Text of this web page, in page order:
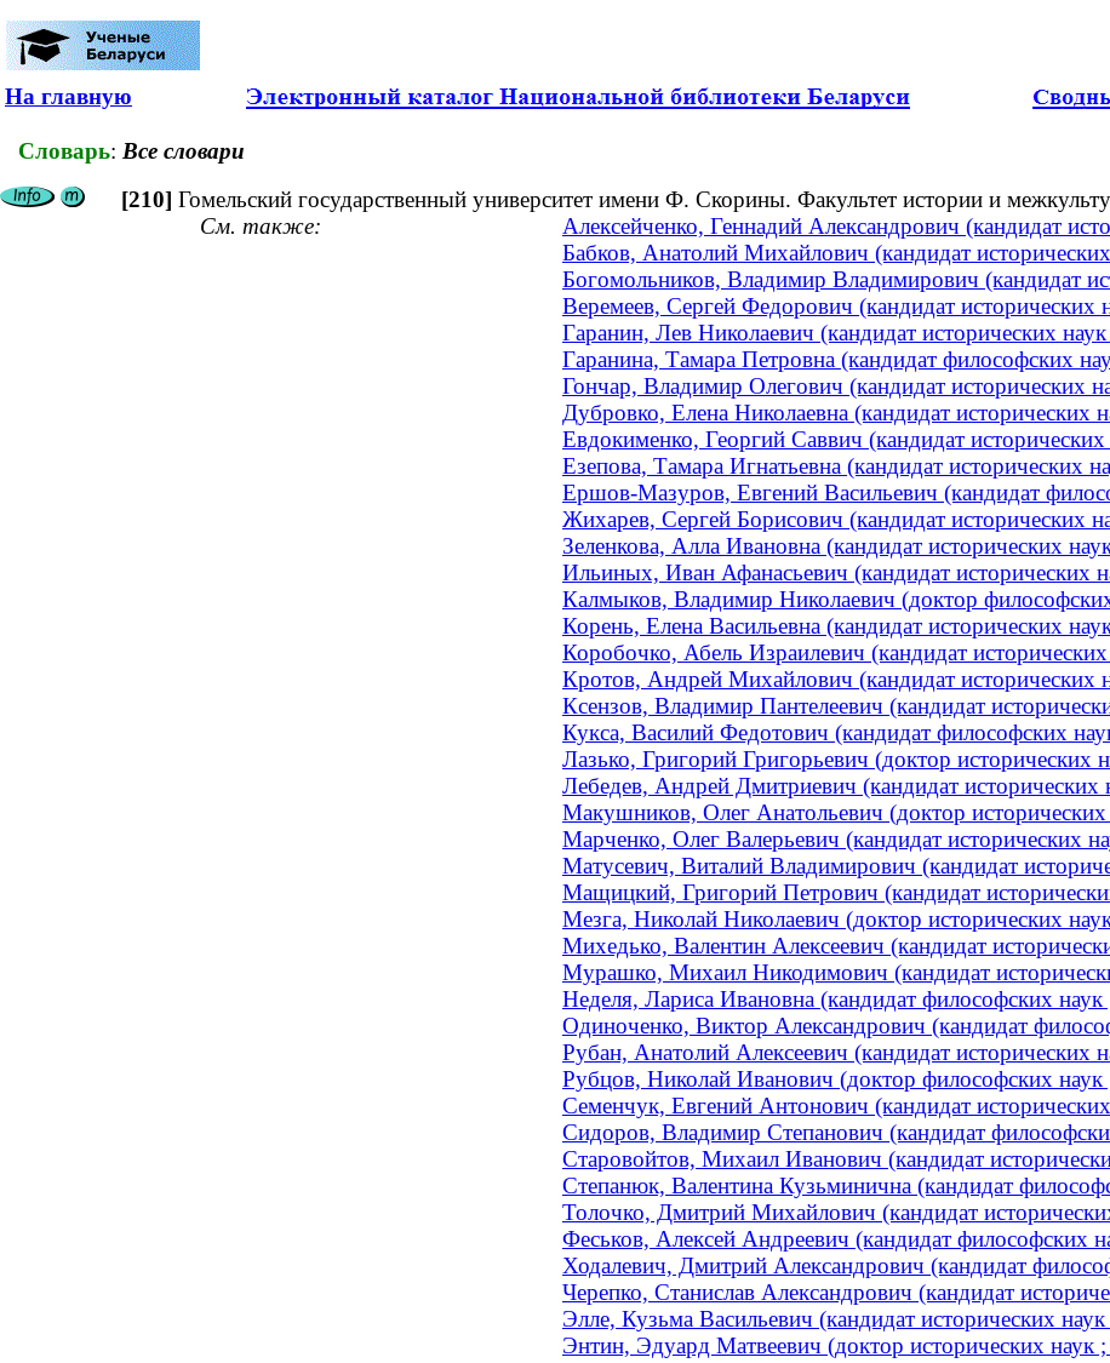
На главную
Словарь: Все словари
[210] Гомельский государственный университет имени Ф. Скорины. Факультет истории и
См. также:
Алексейченко, Геннадий Александрович (кандидат
Бабков, Анатолий Михайлович (кандидат
Богомольников, Владимир Владимирович (кандидат
Веремеев, Сергей Федорович (кандидат исторических
Гаранин, Лев Николаевич (кандидат исторических
Гаранина, Тамара Петровна (кандидат философских
Гончар, Владимир Олегович (кандидат исторических
Дубровко, Елена Николаевна (кандидат исторических
Евдокименко, Георгий Саввич (кандидат
Езепова, Тамара Игнатьевна (кандидат исторических
Ершов-Мазуров, Евгений Васильевич (кандидат
Жихарев, Сергей Борисович (кандидат исторических
Зеленкова, Алла Ивановна (кандидат исторических
Ильиных, Иван Афанасьевич (кандидат исторических
Калмыков, Владимир Николаевич (доктор
Корень, Елена Васильевна (кандидат исторических
Коробочко, Абель Израилевич (кандидат
Кротов, Андрей Михайлович (кандидат исторических
Ксензов, Владимир Пантелеевич (кандидат
Кукса, Василий Федотович (кандидат философских
Лазько, Григорий Григорьевич (доктор исторических
Лебедев, Андрей Дмитриевич (кандидат исторических
Макушников, Олег Анатольевич (доктор
Марченко, Олег Валерьевич (кандидат исторических
Матусевич, Виталий Владимирович (кандидат
Мащицкий, Григорий Петрович (кандидат
Мезга, Николай Николаевич (доктор исторических
Михедько, Валентин Алексеевич (кандидат
Мурашко, Михаил Никодимович (кандидат
Неделя, Лариса Ивановна (кандидат философских
Одиноченко, Виктор Александрович (кандидат
Рубан, Анатолий Алексеевич (кандидат исторических
Рубцов, Николай Иванович (доктор философских
Семенчук, Евгений Антонович (кандидат
Сидоров, Владимир Степанович (кандидат
Старовойтов, Михаил Иванович (кандидат
Степанюк, Валентина Кузьминична (кандидат
Толочко, Дмитрий Михайлович (кандидат
Феськов, Алексей Андреевич (кандидат философских
Ходалевич, Дмитрий Александрович (кандидат
Черепко, Станислав Александрович (кандидат
Элле, Кузьма Васильевич (кандидат исторических
Энтин, Эдуард Матвеевич (доктор исторических